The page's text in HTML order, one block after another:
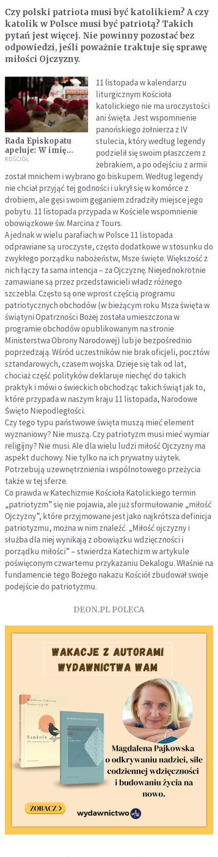
Czy polski patriota musi być katolikiem? A czy
katolik w Polsce musi być patriotą? Takich
pytań jest więcej. Nie powinny pozostać bez
odpowiedzi, jeśli poważnie traktuje się sprawę
miłości Ojczyzny.
Rada Episkopatu
apeluje: W imię
fałszywego
wolno wzbudzać
niechęci wobec
przybyszów
KOŚCIÓŁ
11 listopada w kalendarzu
liturgicznym Kościoła
katolickiego nie ma uroczystości
ani święta. Jest wspomnienie
panońskiego żołnierza z IV
stulecia, który według legendy
podzielił się swoim płaszczem z
żebrakiem, a po odejściu z armii
został mnichem i wybrano go biskupem. Według legendy
nie chciał przyjąć tej godności i ukrył się w komórce z
drobiem, ale gęsi swoim gęganiem zdradziły miejsce jego
pobytu. 11 listopada przypada w Kościele wspomnienie
obowiązkowe św. Marcina z Tours.
A jednak w wielu parafiach w Polsce 11 listopada
odprawiane są uroczyste, często dodatkowe w stosunku do
zwykłego porządku nabożeństw, Msze święte. Większość z
nich łączy ta sama intencja – za Ojczyznę. Niejednokrotnie
zamawiane są przez przedstawicieli władz różnego
szczebla. Często są one wprost częścią programu
patriotycznych obchodów (w bieżącym roku Msza święta w
świątyni Opatrzności Bożej została umieszczona w
programie obchodów opublikowanym na stronie
Ministerstwa Obrony Narodowej) lub je bezpośrednio
poprzedzają. Wśród uczestników nie brak oficjeli, pocztów
sztandarowych, czasem wojska. Dzieje się tak od lat,
chociaż część polityków deklaruje niechęć do takich
praktyk i mówi o świeckich obchodząc takich świąt jak to,
które przypada w naszym kraju 11 listopada, Narodowe
Święto Niepodległości.
Czy tego typu państwowe święta muszą mieć element
wyznaniowy? Nie muszą. Czy patriotyzm musi mieć wymiar
religijny? Nie musi. Ale dla wielu ludzi miłość Ojczyzny ma
aspekt duchowy. Nie tylko na ich prywatny użytek.
Potrzebują uzewnętrznienia i wspólnotowego przeżycia
także w tej sferze.
Co prawda w Katechizmie Kościoła Katolickiego termin
„patriotyzm” się nie pojawia, ale już sformułowanie „miłość
Ojczyzny”, które przyjmowane jest jako najkrótsza definicja
patriotyzmu, można w nim znaleźć. „Miłość ojczyzny i
służba dla niej wynikają z obowiązku wdzięczności i
porządku miłości” – stwierdza Katechizm w artykule
poświęconym czwartemu przykazaniu Dekalogu. Właśnie na
fundamencie tego Bożego nakazu Kościół zbudował swoje
podejście do patriotyzmu.
DEON.PL POLECA